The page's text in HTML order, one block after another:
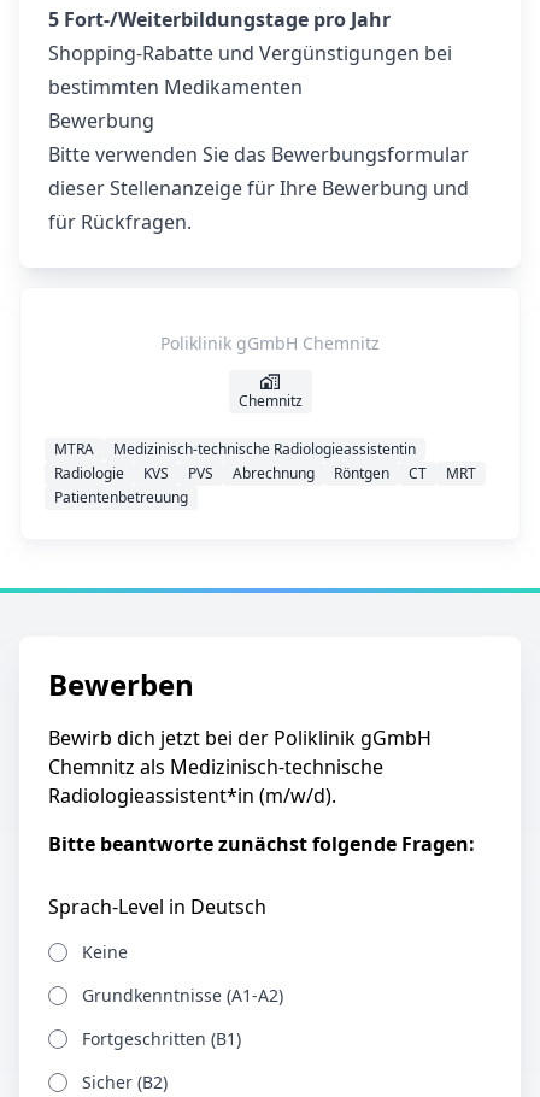
5 Fort‑/Weiterbildungstage pro Jahr
Shopping‑Rabatte und Vergünstigungen bei
bestimmten Medikamenten
Bewerbung
Bitte verwenden Sie das Bewerbungsformular
dieser Stellenanzeige für Ihre Bewerbung und
für Rückfragen.
Poliklinik gGmbH Chemnitz
Chemnitz
MTRA
Medizinisch-technische Radiologieassistentin
Radiologie
KVS PVS Abrechnung Röntgen CT
MRT
Patientenbetreuung
Bewerben
Bewirb dich jetzt bei der Poliklinik gGmbH
Chemnitz als Medizinisch-technische
Radiologieassistent*in (m/w/d).
Bitte beantworte zunächst folgende Fragen:
Sprach-Level in Deutsch
Keine
Grundkenntnisse (A1-A2)
Fortgeschritten (B1)
Sicher (B2)